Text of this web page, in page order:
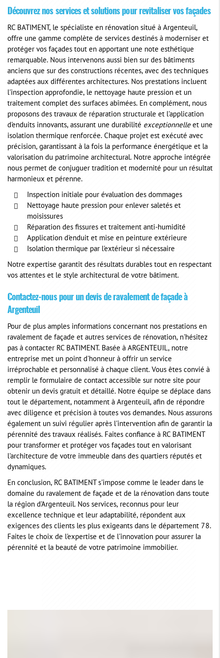
Découvrez nos services et solutions pour revitaliser vos façades
RC BATIMENT, le spécialiste en rénovation situé à Argenteuil,
offre une gamme complète de services destinés à moderniser et
protéger vos façades tout en apportant une note esthétique
remarquable. Nous intervenons aussi bien sur des bâtiments
anciens que sur des constructions récentes, avec des techniques
adaptées aux différentes architectures. Nos prestations incluent
l'inspection approfondie, le nettoyage haute pression et un
traitement complet des surfaces abîmées. En complément, nous
proposons des travaux de réparation structurale et l'application
d'enduits innovants, assurant une durabilité exceptionnelleet une
isolation thermique renforcée. Chaque projet est exécuté avec
précision, garantissant à la fois la performance énergétique et la
valorisation du patrimoine architectural. Notre approche intégrée
nous permet de conjuguer tradition et modernité pour un résultat
harmonieux et pérenne.
Inspection initiale pour évaluation des dommages
Nettoyage haute pression pour enlever saletés et
moisissures
Réparation des fissures et traitement anti-humidité
Application d'enduit et mise en peinture extérieure
Isolation thermique par l'extérieur si nécessaire
Notre expertise garantit des résultats durables tout en respectant
vos attentes et le style architectural de votre bâtiment.
Contactez-nous pour un devis de ravalement de façade à
Argenteuil
Pour de plus amples informations concernant nos prestations en
ravalement de façade et autres services de rénovation, n'hésitez
pas à contacter RC BATIMENT. Basée à ARGENTEUIL, notre
entreprise met un point d'honneur à offrir un service
irréprochable et personnalisé à chaque client. Vous êtes convié à
remplir le formulaire de contact accessible sur notre site pour
obtenir un devis gratuit et détaillé. Notre équipe se déplace dans
tout le département, notamment à Argenteuil, afin de répondre
avec diligence et précision à toutes vos demandes. Nous assurons
également un suivi régulier après l'intervention afin de garantir la
pérennité des travaux réalisés. Faites confiance à RC BATIMENT
pour transformer et protéger vos façades tout en valorisant
l'architecture de votre immeuble dans des quartiers réputés et
dynamiques.
En conclusion, RC BATIMENT s'impose comme le leader dans le
domaine du ravalement de façade et de la rénovation dans toute
la région d'Argenteuil. Nos services, reconnus pour leur
excellence technique et leur adaptabilité, répondent aux
exigences des clients les plus exigeants dans le département 78.
Faites le choix de l'expertise et de l'innovation pour assurer la
pérennité et la beauté de votre patrimoine immobilier.